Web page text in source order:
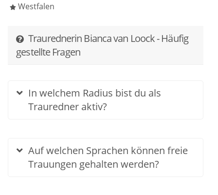
Westfalen
Traurednerin Bianca van Loock - Häufig
gestellte Fragen
In welchem Radius bist du als
Trauredner aktiv?
Auf welchen Sprachen können freie
Trauungen gehalten werden?